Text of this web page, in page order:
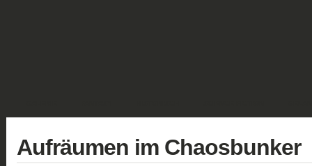
Aufräumen im Chaosbunker